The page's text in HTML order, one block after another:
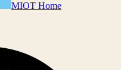
MIOT Home